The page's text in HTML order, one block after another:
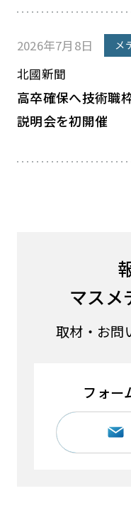
2026年7月8日 メ
北國新聞
高卒確保へ技術職
説明会を初開催
マスメ
取材・お問
フォー